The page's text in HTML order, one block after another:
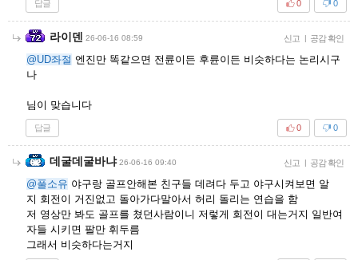
답글 0
0
라이덴 26-06-16 08:59 신고 | 공감 확인
@UD좌절 엔진만 똑같으면 전륜이든 후륜이든 비슷하다는 논리시구
나
님이 맞습니다
답글 0
0
데굴데굴바냐 26-06-16 09:40 신고 | 공감 확인
@풀소유 야구랑 골프안해본 친구들 데려다 두고 야구시켜보면 알
지 회전이 거진없고 돌아가다말아서 허리 돌리는 연습을 함
저 영상만 봐도 골프를 쳤던사람이니 저렇게 회전이 대는거지 일반여
자들 시키면 팔만 휘두름
그래서 비슷하다는거지